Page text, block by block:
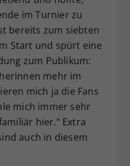
im Turnier zu
bereits zum siebten
Start und spürt eine
zum Publikum:
mehr im
mich ja die Fans
mich immer sehr
hier.“ Extra
auch in diesem